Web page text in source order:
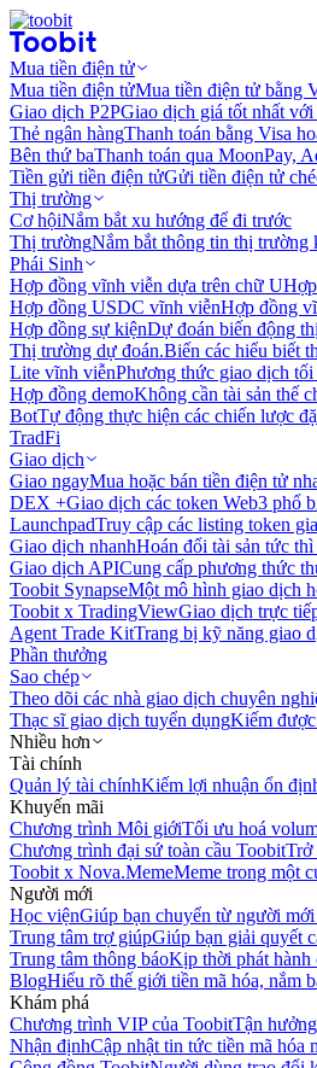
Mua tiền điện tử
Mua tiền điện tửMua tiền điện tử bằng
Giao dịch P2PGiao dịch giá tốt nhất
Thẻ ngân hàngThanh toán bằng Visa
Bên thứ baThanh toán qua MoonPay,
Tiền gửi tiền điện tửGửi tiền điện tử
Thị trường
Cơ hộiNắm bắt xu hướng để đi trước
Thị trườngNắm bắt thông tin thị trường
Phái Sinh
Hợp đồng vĩnh viễn dựa trên chữ U
Hợp đồng USDC vĩnh viễnHợp đồng
Hợp đồng sự kiệnDự đoán biến động
Thị trường dự đoán.Biến các hiểu biết
Lite vĩnh viễnPhương thức giao dịch
Hợp đồng demoKhông cần tài sản thế
BotTự động thực hiện các chiến lược
TradFi
Giao dịch
Giao ngayMua hoặc bán tiền điện tử
DEX +Giao dịch các token Web3 phổ
LaunchpadTruy cập các listing token
Giao dịch nhanhHoán đổi tài sản tức
Giao dịch APICung cấp phương thức
Toobit SynapseMột mô hình giao dịch
Toobit x TradingViewGiao dịch trực
Agent Trade KitTrang bị kỹ năng giao
Phần thưởng
Sao chép
Theo dõi các nhà giao dịch chuyên
Thạc sĩ giao dịch tuyển dụngKiếm
Nhiều hơn
Tài chính
Quản lý tài chínhKiếm lợi nhuận ổn
Khuyến mãi
Chương trình Môi giớiTối ưu hoá
Chương trình đại sứ toàn cầu ToobitTrở
Toobit x Nova.MemeMeme trong một
Người mới
Học việnGiúp bạn chuyển từ người
Trung tâm trợ giúpGiúp bạn giải quyết
Trung tâm thông báoKịp thời phát hành
BlogHiểu rõ thế giới tiền mã hóa, nắm
Khám phá
Chương trình VIP của ToobitTận
Nhận địnhCập nhật tin tức tiền mã hóa